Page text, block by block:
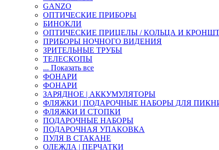
GANZO
ОПТИЧЕСКИЕ ПРИБОРЫ
БИНОКЛИ
ОПТИЧЕСКИЕ ПРИЦЕЛЫ / КОЛЬЦА И
ПРИБОРЫ НОЧНОГО ВИДЕНИЯ
ЗРИТЕЛЬНЫЕ ТРУБЫ
ТЕЛЕСКОПЫ
... Показать все
ФОНАРИ
ФОНАРИ
ЗАРЯДНОЕ | АККУМУЛЯТОРЫ
ФЛЯЖКИ | ПОДАРОЧНЫЕ НАБОРЫ ДЛЯ
ФЛЯЖКИ И СТОПКИ
ПОДАРОЧНЫЕ НАБОРЫ
ПОДАРОЧНАЯ УПАКОВКА
ПУЛЯ В СТАКАНЕ
ОДЕЖДА | ПЕРЧАТКИ